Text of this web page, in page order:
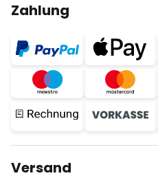
Zahlung
Versand